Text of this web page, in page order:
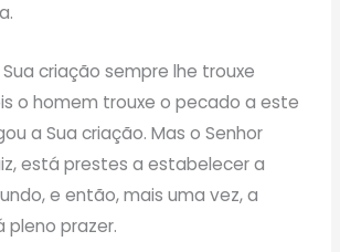
criação sempre lhe trouxe
o homem trouxe o pecado a este
a Sua criação. Mas o Senhor
está prestes a estabelecer a
e então, mais uma vez, a
pleno prazer.